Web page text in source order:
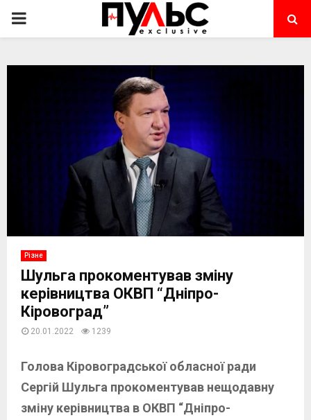
PRIMARY
Різне
Шульга прокоментував зміну
керівництва ОКВП “Дніпро-
Кіровоград”
20.01.2022 1239
Голова Кіровоградської обласної ради
Сергій Шульга прокоментував нещодавну
зміну керівництва в ОКВП “Дніпро-